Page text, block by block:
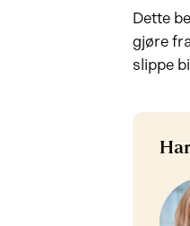
Dette
gjøre
slippe